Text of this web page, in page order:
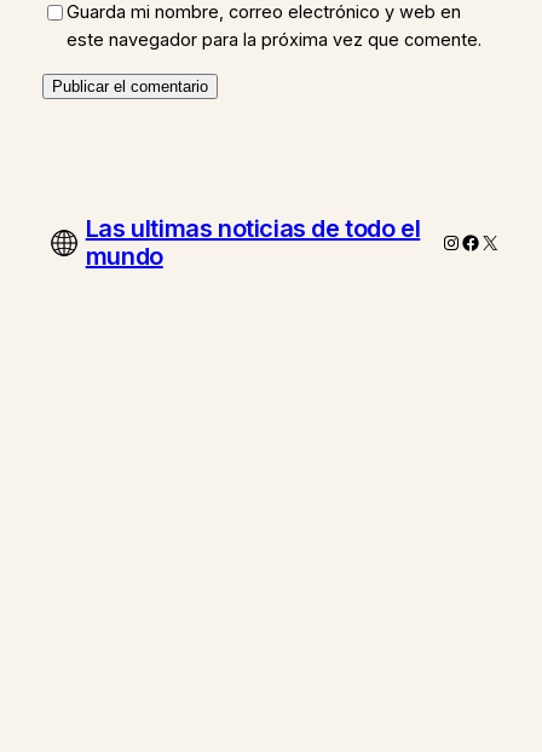
Guarda mi nombre, correo electrónico y web en
este navegador para la próxima vez que comente.
Las ultimas noticias de todo el
mundo
Instagram
X